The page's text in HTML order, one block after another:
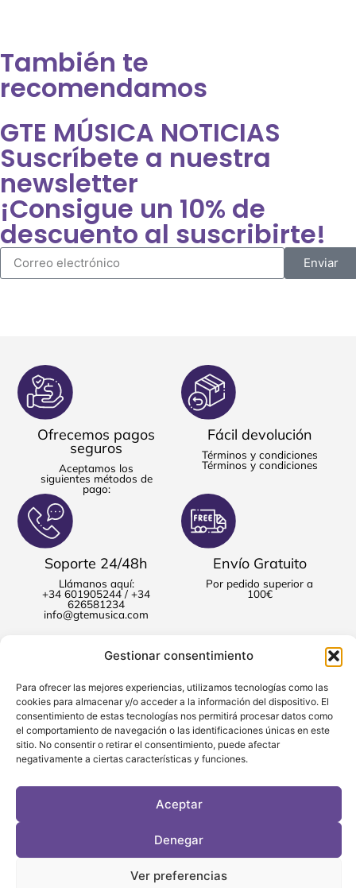
Gestionar consentimiento
Para ofrecer las mejores experiencias, utilizamos tecnologías como las
cookies para almacenar y/o acceder a la información del dispositivo. El
consentimiento de estas tecnologías nos permitirá procesar datos como
el comportamiento de navegación o las identificaciones únicas en este
sitio. No consentir o retirar el consentimiento, puede afectar
negativamente a ciertas características y funciones.
Aceptar
Denegar
Ver preferencias
También te
recomendamos
GTE MÚSICA NOTICIAS
Suscríbete a nuestra
newsletter
¡Consigue un 10% de
descuento al suscribirte!
Enviar
Ofrecemos pagos
seguros
Aceptamos los
siguientes métodos de
pago:
Fácil devolución
Términos y condiciones
Términos y condiciones
Soporte 24/48h
Llámanos aquí:
+34 601905244 / +34
626581234
info@gtemusica.com
Envío Gratuito
Por pedido superior a
100€
Enlaces
Curso / Clases
Política de Privacidad
Aviso Legal